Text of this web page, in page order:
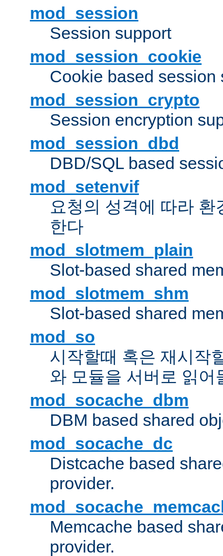
mod_session
Session support
mod_session_cookie
Cookie based session
mod_session_crypto
Session encryption
mod_session_dbd
DBD/SQL based
mod_setenvif
요청의 성격에 따라
한다
mod_slotmem_plain
Slot-based shared
mod_slotmem_shm
Slot-based shared
mod_so
시작할때 혹은 재시작
와 모듈을 서버로 읽어
mod_socache_dbm
DBM based shared
mod_socache_dc
Distcache based
provider.
Memcache based
provider.